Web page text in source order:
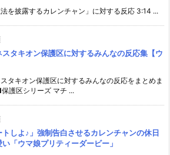
を披露するカレンチャン」に対する反応 3:14 ...
スタキオン保護区に対するみんなの反応集【ウ
タキオン保護区に対するみんなの反応をまとめま
護区シリーズ マチ ...
トしよ♪」強制告白させるカレンチャンの休日
「ウマ娘プリティーダービー」